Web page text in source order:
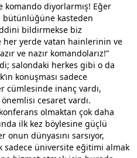
diyorlarmış! Eğer
bütünlüğüne kasteden
bildirmekse biz
her yerde vatan hainlerinin ve
ve nazır komandolarız!”
salondaki herkes gibi o da
konuşması sadece
cümlesinde inanç vardı,
cesaret vardı.
olmaktan çok daha
ilk kez böylesine güçlü
onun dünyasını sarsıyor,
sadece üniversite eğitimi almak